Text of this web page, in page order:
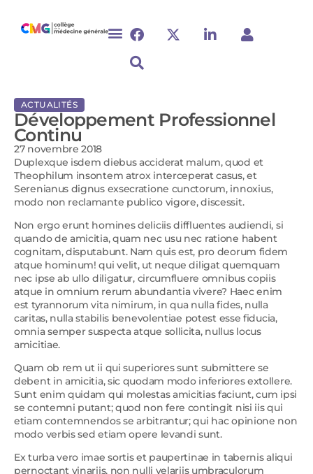
ACTUALITÉS
Développement Professionnel
Continu
27 novembre 2018
Duplexque isdem diebus acciderat malum, quod et
Theophilum insontem atrox interceperat casus, et
Serenianus dignus exsecratione cunctorum, innoxius,
modo non reclamante publico vigore, discessit.
Non ergo erunt homines deliciis diffluentes audiendi, si
quando de amicitia, quam nec usu nec ratione habent
cognitam, disputabunt. Nam quis est, pro deorum fidem
atque hominum! qui velit, ut neque diligat quemquam
nec ipse ab ullo diligatur, circumfluere omnibus copiis
atque in omnium rerum abundantia vivere? Haec enim
est tyrannorum vita nimirum, in qua nulla fides, nulla
caritas, nulla stabilis benevolentiae potest esse fiducia,
omnia semper suspecta atque sollicita, nullus locus
amicitiae.
Quam ob rem ut ii qui superiores sunt submittere se
debent in amicitia, sic quodam modo inferiores extollere.
Sunt enim quidam qui molestas amicitias faciunt, cum ipsi
se contemni putant; quod non fere contingit nisi iis qui
etiam contemnendos se arbitrantur; qui hac opinione non
modo verbis sed etiam opere levandi sunt.
Ex turba vero imae sortis et paupertinae in tabernis aliqui
pernoctant vinariis, non nulli velariis umbraculorum